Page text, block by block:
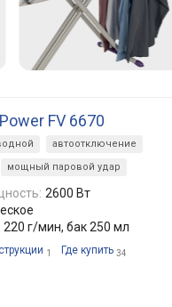
FV 6670
автоотключение
мощный паровой удар
2600 Вт
г/мин, бак 250 мл
1 Где купить 34